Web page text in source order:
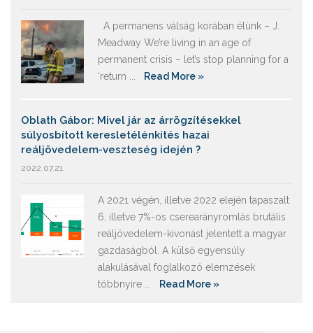
A permanens válság korában élünk – J.
Meadway We’re living in an age of
permanent crisis – let’s stop planning for a
‘return ...
Read More »
Oblath Gábor: Mivel jár az árrögzítésekkel
súlyosbított keresletélénkítés hazai
reáljövedelem-veszteség idején ?
2022.07.21.
A 2021 végén, illetve 2022 elején tapaszalt
6, illetve 7%-os cserearányromlás brutális
reáljövedelem-kivonást jelentett a magyar
gazdaságból. A külső egyensúly
alakulásával foglalkozó elemzések
többnyire ...
Read More »